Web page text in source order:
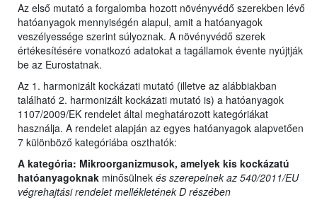
Az első mutató a forgalomba hozott növényvédő szerekben lévő
hatóanyagok mennyiségén alapul, amit a hatóanyagok
veszélyessége szerint súlyoznak. A növényvédő szerek
értékesítésére vonatkozó adatokat a tagállamok évente nyújtják
be az Eurostatnak.
Az 1. harmonizált kockázati mutató (illetve az alábbiakban
található 2. harmonizált kockázati mutató is) a hatóanyagok
1107/2009/EK rendelet által meghatározott kategóriákat
használja. A rendelet alapján az egyes hatóanyagok alapvetően
7 különböző kategóriába oszthatók:
A kategória: Mikroorganizmusok, amelyek kis kockázatú
hatóanyagoknak minősülnek és szerepelnek az 540/2011/EU
végrehajtási rendelet mellékletének D részében